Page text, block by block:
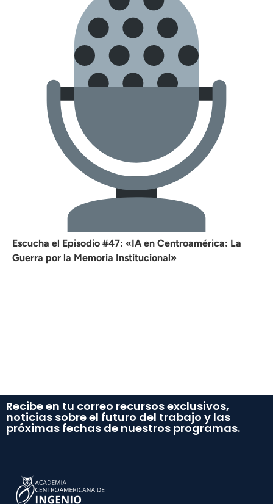
Escucha el Episodio #47: «IA en Centroamérica: La
Guerra por la Memoria Institucional»
Recibe en tu correo recursos exclusivos,
noticias sobre el futuro del trabajo y las
próximas fechas de nuestros programas.